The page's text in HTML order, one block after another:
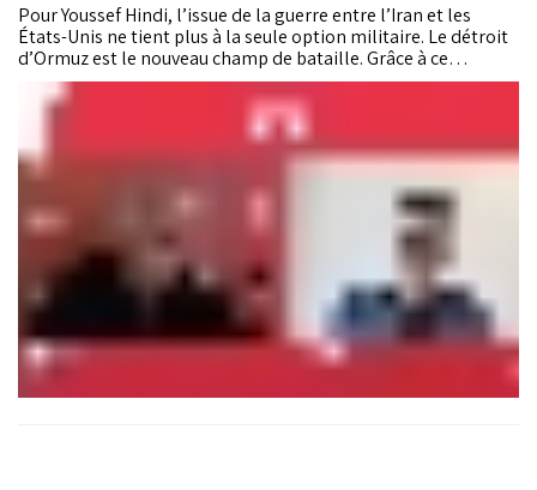
Pour Youssef Hindi, l’issue de la guerre entre l’Iran et les
États-Unis ne tient plus à la seule option militaire. Le détroit
d’Ormuz est le nouveau champ de bataille. Grâce à ce
passage, Téhéran aurait converti la pression militaire subie
en levier de négociation face à Washington, en message
adressé aux pays voisins et en point de tension pour les
équilibres énergétiques, commerciaux et alimentaires. Invité
de «L’Info en Face», l’essayiste, géopolitologue et spécialiste
du messianisme estime que l’hypothèse de la paix est pour le
moins improbable, compte tenu de l’enchevêtrement de
plusieurs facteurs qui opposent parfois les intérêts des
parties prenantes.